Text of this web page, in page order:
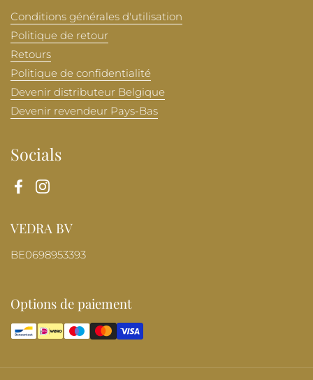
Conditions générales d'utilisation
Politique de retour
Retours
Politique de confidentialité
Devenir distributeur Belgique
Devenir revendeur Pays-Bas
Socials
FacebookInstagram
VEDRA BV
BE0698953393
Options de paiement